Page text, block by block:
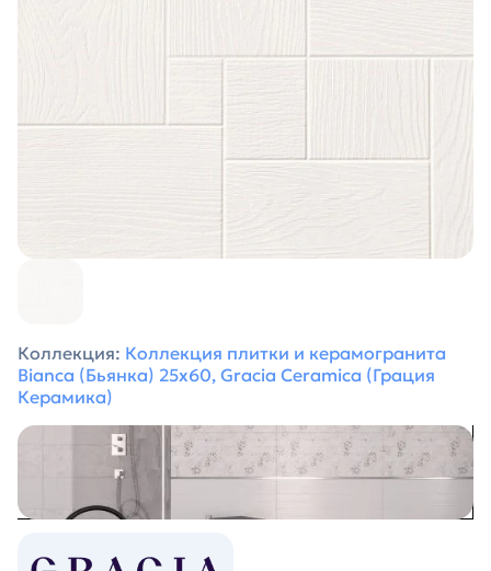
Коллекция: Коллекция плитки и керамогранита
Bianca (Бьянка) 25х60, Gracia Ceramica (Грация
Керамика)